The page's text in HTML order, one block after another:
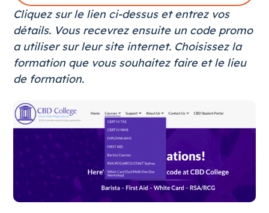
Cliquez sur le lien ci-dessus et entrez vos
détails. Vous recevrez ensuite un code promo
a utiliser sur leur site internet. Choisissez la
formation que vous souhaitez faire et le lieu
de formation.